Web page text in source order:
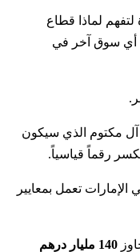
لماذا قطاع
أي سوق آخر في
آل مكتوم الذي سيكون
رقماً قياسياً.
تعمل بمعايير
140 مليار درهم